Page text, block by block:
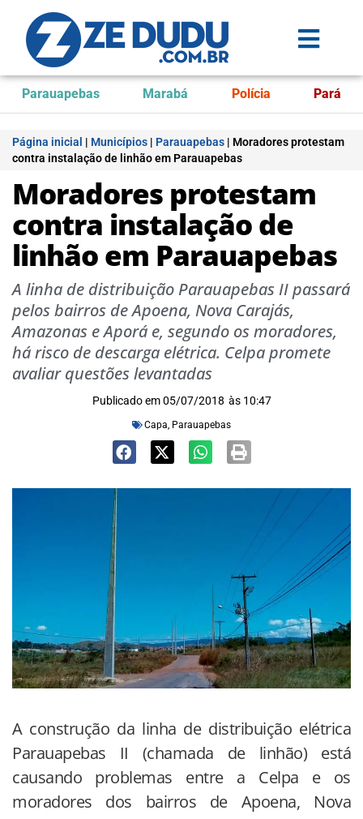
Parauapebas Marabá Polícia Pará
Página inicial | Municípios | Parauapebas | Moradores protestam
contra instalação de linhão em Parauapebas
Moradores protestam
contra instalação de
linhão em Parauapebas
A linha de distribuição Parauapebas II passará
pelos bairros de Apoena, Nova Carajás,
Amazonas e Aporá e, segundo os moradores,
há risco de descarga elétrica. Celpa promete
avaliar questões levantadas
Publicado em 05/07/2018 às 10:47
Capa, Parauapebas
A construção da linha de distribuição elétrica
Parauapebas II (chamada de linhão) está
causando problemas entre a Celpa e os
moradores dos bairros de Apoena, Nova